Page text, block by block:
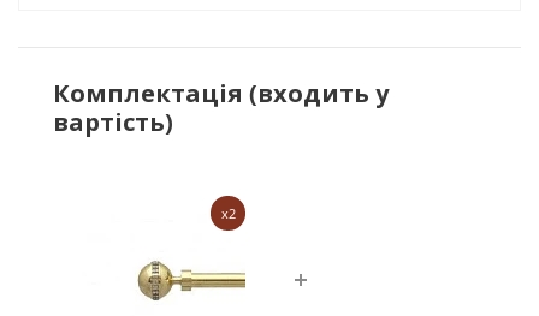
Комплектація (входить у
вартість)
x2